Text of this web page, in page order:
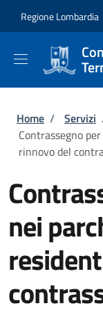
Regione Lombardia
Briciole
Home / Servizi
Contrassegno
rinnovo del
nei